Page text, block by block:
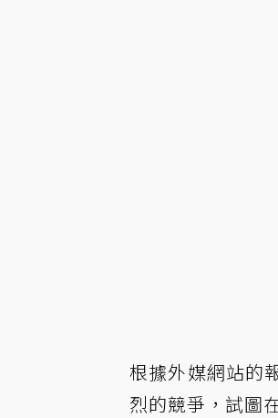
根據外媒網站的
烈的競爭，試圖